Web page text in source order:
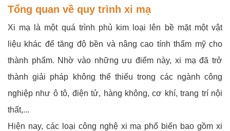
Tổng quan về quy trình xi mạ
Xi mạ là một quá trình phủ kim loại lên bề mặt một vật
liệu khác để tăng độ bền và nâng cao tính thẩm mỹ cho
thành phẩm. Nhờ vào những ưu điểm này, xi mạ đã trở
thành giải pháp không thể thiếu trong các ngành công
nghiệp như ô tô, điện tử, hàng không, cơ khí, trang trí nội
thất,...
Hiện nay, các loại công nghệ xi mạ phổ biến bao gồm xi